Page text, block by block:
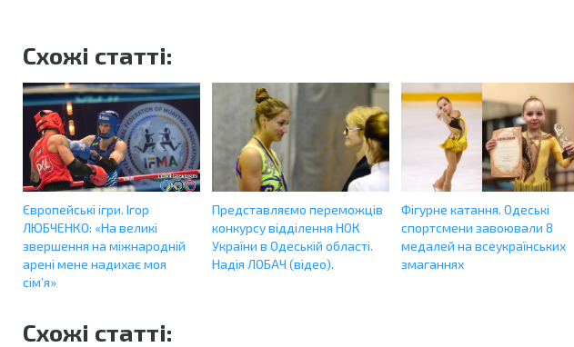
Схожі статті:
Європейські ігри. Ігор
ЛЮБЧЕНКО: «На великі
звершення на міжнародній
арені мене надихає моя
сім’я»
Представляємо переможців
конкурсу відділення НОК
України в Одеській області.
Надія ЛОБАЧ (відео).
Фігурне катання. Одеські
спортсмени завоювали 8
медалей на всеукраїнських
змаганнях
Схожі статті: